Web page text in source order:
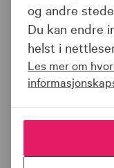
Hvis du
kan disse
være til hjelp.
først og fremst
for det
om å ha
holdninger.
og andre
Du kan endre
helst i
Les mer om